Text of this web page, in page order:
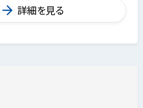
詳細を見る